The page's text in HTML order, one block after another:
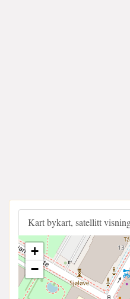
Kart bykart, satellitt
+
−